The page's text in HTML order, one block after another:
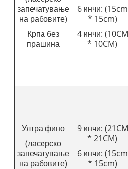
запечатување
на рабовите)
Крпа без
прашина
6 инчи: (15cm
* 15cm)
4 инчи: (10CM
* 10CM)
Ултра фино
(ласерско
запечатување
на рабовите)
9 инчи: (21CM
* 21CM)
6 инчи: (15cm
* 15cm)